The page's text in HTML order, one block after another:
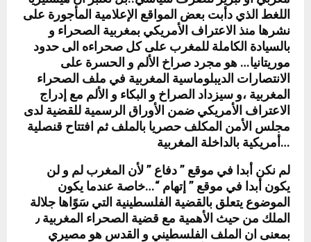
اللغط الذي دأبت بعض المواقع الإعلامية المأجورة على
نشرها منذ الاعتراف الأمريكي بمغربية الصحراء و
بالسيادة الكاملة للمغرب على كل صحراءه الى حدود
موريتانيا… هو مجرد صراخ الألم و الحسرة على
الانتصارات الديبلوماسية المغربية في ملف الصحراء
المغربية ،و سيزداد الصراخ و البكاء و الألم مع إدراج
الاعتراف الأمريكي ضمن الأوراق الرسمية للقضية لدى
مجلس الأمن المكلف حصريا بالملف ثم افتتاح قنصلية
أمريكية بالداخلة المغربية…
لم نكن أبدا في موقع ” دفاع ” لأن المغرب لم و لن
يكون أبدا في موقع ” إتهام “…خاصة عندما يكون
الموضوع يتعلق بالقضية الفلسطينية التي سَوًاها جلالة
الملك من حيث الأهمية مع قضية الصحراء المغربية ٫
بمعنى ان الملف الفلسطيني و القدس هو مصيري